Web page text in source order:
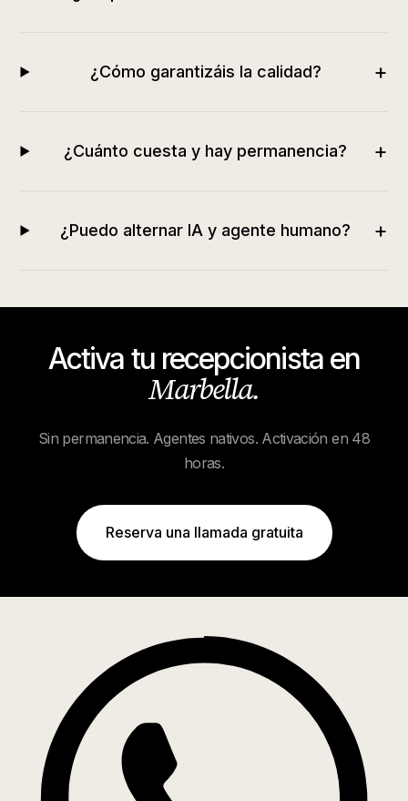
¿Cómo garantizáis la calidad? +
¿Cuánto cuesta y hay permanencia? +
¿Puedo alternar IA y agente humano? +
Activa tu recepcionista en
Marbella.
Sin permanencia. Agentes nativos. Activación en 48
horas.
Reserva una llamada gratuita